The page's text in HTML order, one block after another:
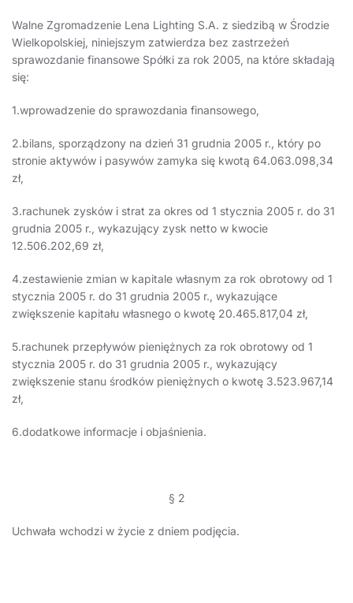
Walne Zgromadzenie Lena Lighting S.A. z siedzibą w Środzie
Wielkopolskiej, niniejszym zatwierdza bez zastrzeżeń
sprawozdanie finansowe Spółki za rok 2005, na które składają
się:
1.wprowadzenie do sprawozdania finansowego,
2.bilans, sporządzony na dzień 31 grudnia 2005 r., który po
stronie aktywów i pasywów zamyka się kwotą 64.063.098,34
zł,
3.rachunek zysków i strat za okres od 1 stycznia 2005 r. do 31
grudnia 2005 r., wykazujący zysk netto w kwocie
12.506.202,69 zł,
4.zestawienie zmian w kapitale własnym za rok obrotowy od 1
stycznia 2005 r. do 31 grudnia 2005 r., wykazujące
zwiększenie kapitału własnego o kwotę 20.465.817,04 zł,
5.rachunek przepływów pieniężnych za rok obrotowy od 1
stycznia 2005 r. do 31 grudnia 2005 r., wykazujący
zwiększenie stanu środków pieniężnych o kwotę 3.523.967,14
zł,
6.dodatkowe informacje i objaśnienia.
§ 2
Uchwała wchodzi w życie z dniem podjęcia.